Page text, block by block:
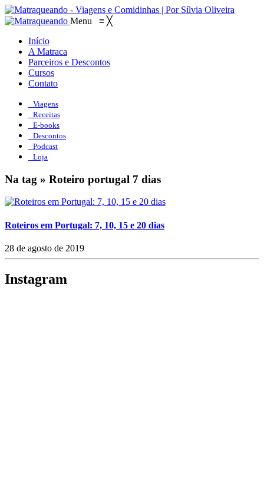
Menu ≡ ╳
Início
A Matraca
Parceiros e Descontos
Cursos
Contato
Viagens
Receitas
E-books
Descontos
Podcast
Loja
Na tag » Roteiro portugal 7 dias
Roteiros em Portugal: 7, 10, 15 e 20 dias
28 de agosto de 2019
Instagram